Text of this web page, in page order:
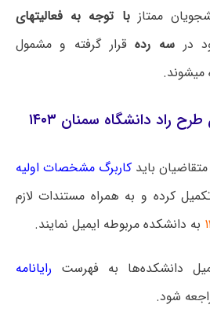
ممتازبا توجه به فعالیت­های
در سه ردهقرار گرفته و مشمول
می­شوند.
راد دانشگاه سمنان ۱۴۰۳
بایدکاربرگ مشخصات اولیه
کرده و به همراه مستندات لازم
به دانشکده مربوطه ایمیل نمایند.
دانشکده‌ها به فهرست رایانامه
شود.